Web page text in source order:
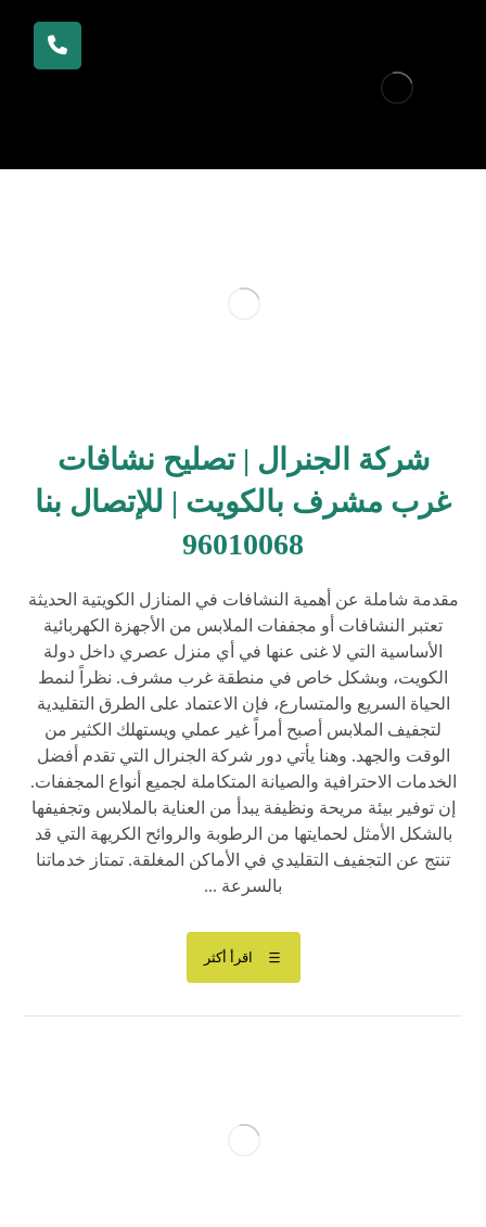
شركة الجنرال | تصليح نشافات
غرب مشرف بالكويت | للإتصال بنا
96010068
مقدمة شاملة عن أهمية النشافات في المنازل الكويتية الحديثة
تعتبر النشافات أو مجففات الملابس من الأجهزة الكهربائية
الأساسية التي لا غنى عنها في أي منزل عصري داخل دولة
الكويت، وبشكل خاص في منطقة غرب مشرف. نظراً لنمط
الحياة السريع والمتسارع، فإن الاعتماد على الطرق التقليدية
لتجفيف الملابس أصبح أمراً غير عملي ويستهلك الكثير من
الوقت والجهد. وهنا يأتي دور شركة الجنرال التي تقدم أفضل
الخدمات الاحترافية والصيانة المتكاملة لجميع أنواع المجففات.
إن توفير بيئة مريحة ونظيفة يبدأ من العناية بالملابس وتجفيفها
بالشكل الأمثل لحمايتها من الرطوبة والروائح الكريهة التي قد
تنتج عن التجفيف التقليدي في الأماكن المغلقة. تمتاز خدماتنا
بالسرعة ...
اقرأ أكثر